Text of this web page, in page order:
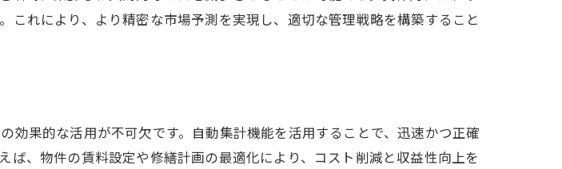
ジネスを加速する方法
すタイミング
業務の変革
れにより、より精密な市場予測を実現し、適切な管理戦略を構築すること
効果的な活用が不可欠です。自動集計機能を活用することで、迅速かつ正確
、物件の賃料設定や修繕計画の最適化により、コスト削減と収益性向上を